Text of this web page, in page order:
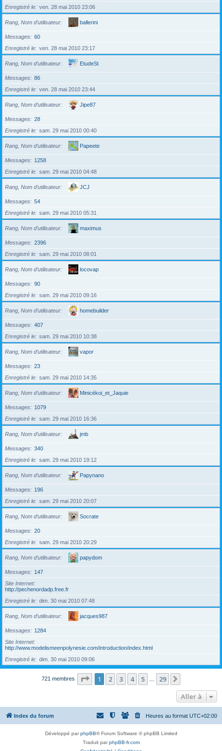
Enregistré le
ven. 28 mai 2010 23:06
Rang, Nom d’utilisateur ballerini
Messages
60
Enregistré le
ven. 28 mai 2010 23:17
Rang, Nom d’utilisateur EtudeSt
Messages
86
Enregistré le
ven. 28 mai 2010 23:44
Rang, Nom d’utilisateur Jipe87
Messages
28
Enregistré le
sam. 29 mai 2010 00:40
Rang, Nom d’utilisateur Papeete
Messages
1258
Enregistré le
sam. 29 mai 2010 04:48
Rang, Nom d’utilisateur JCJ
Messages
54
Enregistré le
sam. 29 mai 2010 05:31
Rang, Nom d’utilisateur maximus
Messages
2396
Enregistré le
sam. 29 mai 2010 08:01
Rang, Nom d’utilisateur locovap
Messages
90
Enregistré le
sam. 29 mai 2010 09:16
Rang, Nom d’utilisateur homebuilder
Messages
407
Enregistré le
sam. 29 mai 2010 10:38
Rang, Nom d’utilisateur vapor
Messages
23
Enregistré le
sam. 29 mai 2010 14:35
Rang, Nom d’utilisateur Minicékoi_et_Jaquie
Messages
1079
Enregistré le
sam. 29 mai 2010 16:36
Rang, Nom d’utilisateur jmb
Messages
340
Enregistré le
sam. 29 mai 2010 19:12
Rang, Nom d’utilisateur Papynano
Messages
196
Enregistré le
sam. 29 mai 2010 20:07
Rang, Nom d’utilisateur Socrate
Messages
20
Enregistré le
sam. 29 mai 2010 20:29
Rang, Nom d’utilisateur papydom
Messages
147
Site Internet
http://pechenordadp.free.fr
Enregistré le
dim. 30 mai 2010 07:48
Rang, Nom d’utilisateur jacques987
Messages
1284
Site Internet
http://www.modelismeenpolynesie.com/introduction/index.html
Enregistré le
dim. 30 mai 2010 09:06
721 membres Page 1sur
1 2 3 4 5 29
Aller à
Index du forum Heures au format UTC+02:00
Développé parphpBB® Forum Software © phpBB Limited
Traduit parphpBB-fr.com